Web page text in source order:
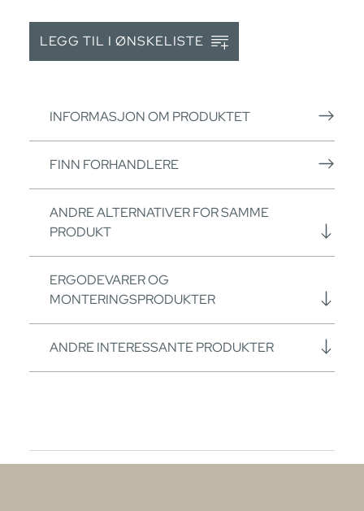
LEGG TIL I ØNSKELISTE
INFORMASJON OM PRODUKTET
FINN FORHANDLERE
ANDRE ALTERNATIVER FOR SAMME
PRODUKT
ERGODEVARER OG
MONTERINGSPRODUKTER
ANDRE INTERESSANTE PRODUKTER